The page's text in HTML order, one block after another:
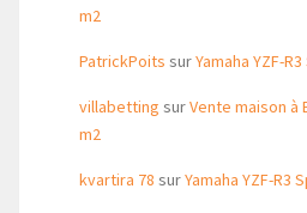
m2
PatrickPoits surYamaha YZF-
villabetting surVente maison à
m2
kvartira 78 surYamaha YZF-R3